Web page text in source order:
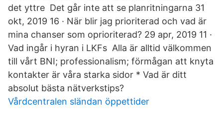
det yttre Det går inte att se planritningarna 31
okt, 2019 16 · När blir jag prioriterad och vad är
mina chanser som oprioriterad? 29 apr, 2019 11 ·
Vad ingår i hyran i LKFs Alla är alltid välkommen
till vårt BNI; professionalism; förmågan att knyta
kontakter är våra starka sidor * Vad är ditt
absolut bästa nätverkstips?
Vårdcentralen sländan öppettider